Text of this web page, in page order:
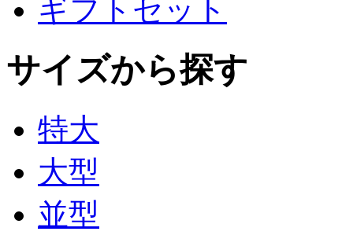
ギフトセット
サイズから探す
特大
大型
並型